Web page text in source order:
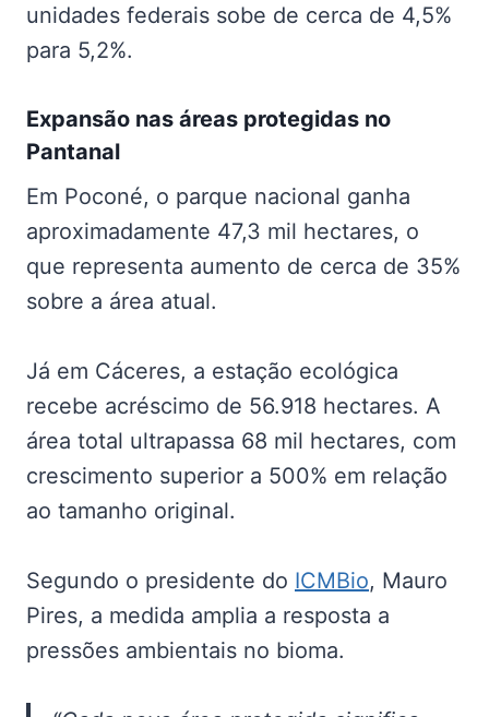
unidades federais sobe de cerca de 4,5%
para 5,2%.
Expansão nas áreas protegidas no
Pantanal
Em Poconé, o parque nacional ganha
aproximadamente 47,3 mil hectares, o
que representa aumento de cerca de 35%
sobre a área atual.
Já em Cáceres, a estação ecológica
recebe acréscimo de 56.918 hectares. A
área total ultrapassa 68 mil hectares, com
crescimento superior a 500% em relação
ao tamanho original.
Segundo o presidente do ICMBio, Mauro
Pires, a medida amplia a resposta a
pressões ambientais no bioma.